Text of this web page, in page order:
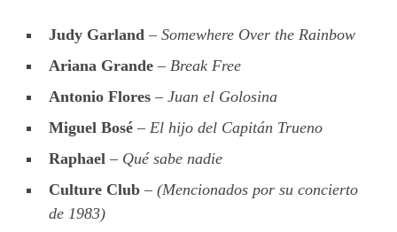
Judy Garland – Somewhere Over the Rainbow
Ariana Grande – Break Free
Antonio Flores – Juan el Golosina
Miguel Bosé – El hijo del Capitán Trueno
Raphael – Qué sabe nadie
Culture Club – (Mencionados por su concierto
de 1983)